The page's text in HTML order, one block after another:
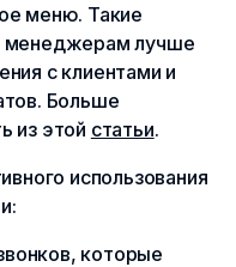
меню. Такие
менеджерам лучше
с клиентами и
Больше
из этой статьи.
использования
которые